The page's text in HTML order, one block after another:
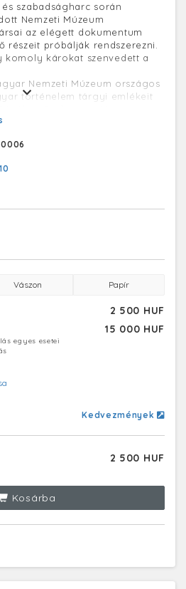
szabadságharc során
Nemzeti Múzeum
az elégett dokumentum
részeit próbálják rendszerezni.
komoly károkat szenvedett a
Nemzeti Múzeum országos
történelem tárgyi emlékeit
körúton található. A Múzeum
1837-47 között épült,
(1773-1855) építész volt,
(1754-1820). 1956-os
a sztálinista diktatúra
megszállás elleni
békés tüntetésével, majd
egész területén megindult a
voltak, őket november 11-
Vászon Papír
2 500 HUF
15 000 HUF
egyes esetei
Kedvezmények
2 500 HUF
Kosárba